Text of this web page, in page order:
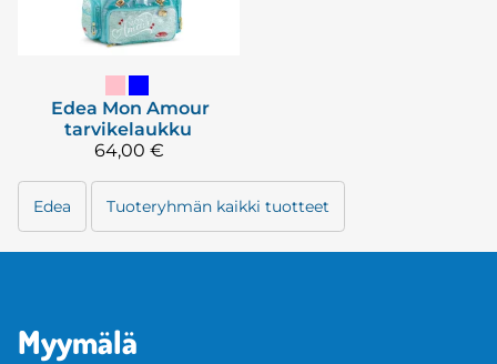
Edea Mon Amour
tarvikelaukku
64,00 €
Edea Tuoteryhmän kaikki tuotteet
Myymälä